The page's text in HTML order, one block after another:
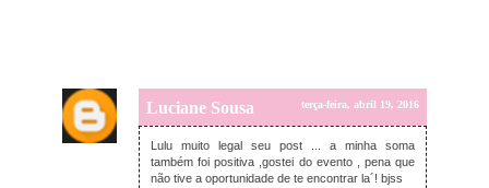
Luciane Sousa terça-feira, abril 19, 2016
Lulu muito legal seu post ... a minha soma
também foi positiva ,gostei do evento , pena que
não tive a oportunidade de te encontrar la´! bjss